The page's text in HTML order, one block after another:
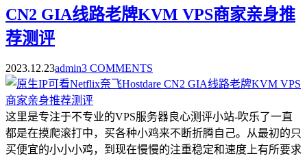
CN2 GIA线路老牌KVM VPS商家亲身推
荐测评
2023.12.23admin3 COMMENTS
这里是专注于不专业的VPS服务器良心测评小站-吹乐了一直
都是在摸爬滚打中，买各种小鸡来不断折腾自己。从最初的只
买便宜的小小小鸡，到现在慢慢的注重稳定和速度上有所要求